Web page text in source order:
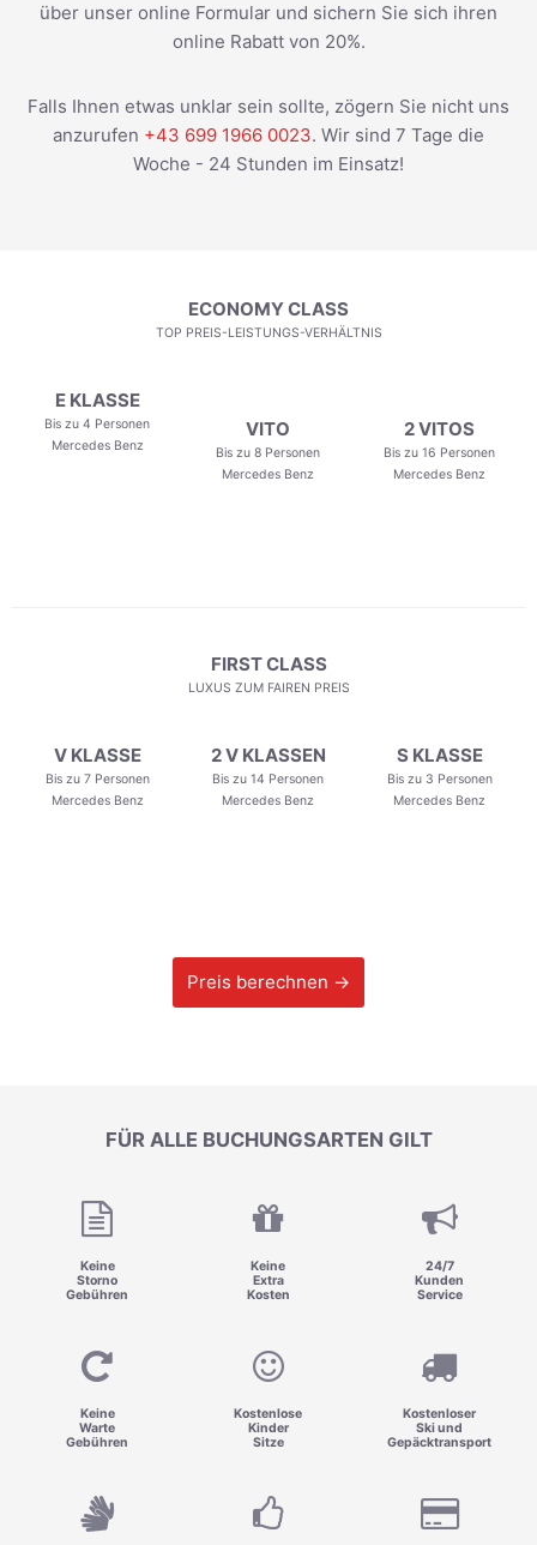
über unser online Formular und sichern Sie sich ihren
online Rabatt von 20%.
Falls Ihnen etwas unklar sein sollte, zögern Sie nicht uns
anzurufen +43 699 1966 0023. Wir sind 7 Tage die
Woche - 24 Stunden im Einsatz!
ECONOMY CLASS
TOP PREIS-LEISTUNGS-VERHÄLTNIS
E KLASSE
Bis zu 4 Personen
Mercedes Benz
VITO
Bis zu 8 Personen
Mercedes Benz
2 VITOS
Bis zu 16 Personen
Mercedes Benz
FIRST CLASS
LUXUS ZUM FAIREN PREIS
V KLASSE
Bis zu 7 Personen
Mercedes Benz
2 V KLASSEN
Bis zu 14 Personen
Mercedes Benz
S KLASSE
Bis zu 3 Personen
Mercedes Benz
Preis berechnen →
FÜR ALLE BUCHUNGSARTEN GILT
Keine
Storno
Gebühren
Keine
Extra
Kosten
24/7
Kunden
Service
Keine
Warte
Gebühren
Kostenlose
Kinder
Sitze
Kostenloser
Ski und
Gepäcktransport